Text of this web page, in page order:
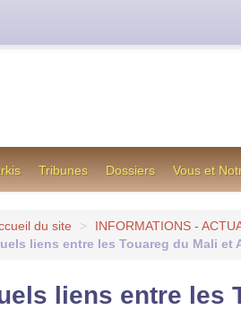
Tribunes Dossiers Vous et
du site > INFORMATIONS -
liens entre les Touareg du Mali et
liens entre les
utilisée jusqu’en octobre